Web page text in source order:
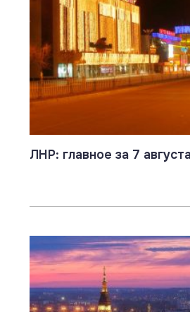
ЛНР: главное за 7